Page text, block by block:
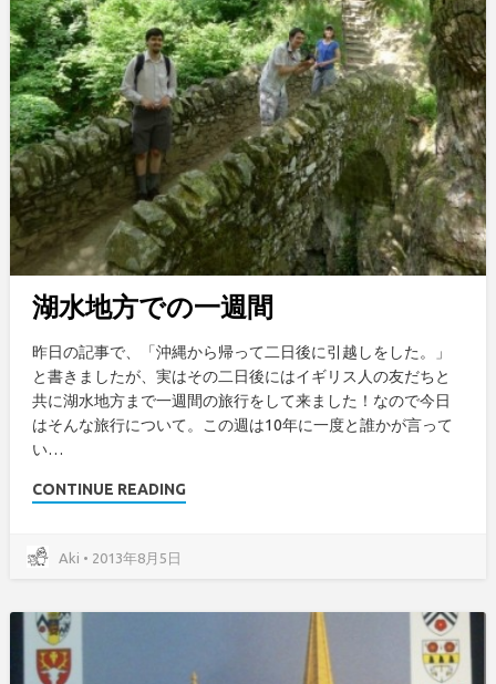
湖水地方での一週間
昨日の記事で、「沖縄から帰って二日後に引越しをした。」
と書きましたが、実はその二日後にはイギリス人の友だちと
共に湖水地方まで一週間の旅行をして来ました！なので今日
はそんな旅行について。この週は10年に一度と誰かが言って
い…
CONTINUE READING
Aki • 2013年8月5日